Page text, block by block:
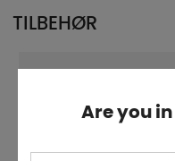
TILBEHØR
Are you